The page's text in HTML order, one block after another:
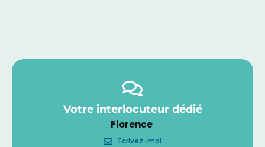
Votre interlocuteur dédié
Florence
Ecrivez-moi